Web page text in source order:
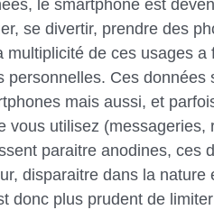
le smartphone est
se divertir, prendre des
multiplicité de ces usages
personnelles. Ces
mais aussi, et
vous utilisez
paraitre anodines,
disparaitre dans la nature
donc plus prudent de